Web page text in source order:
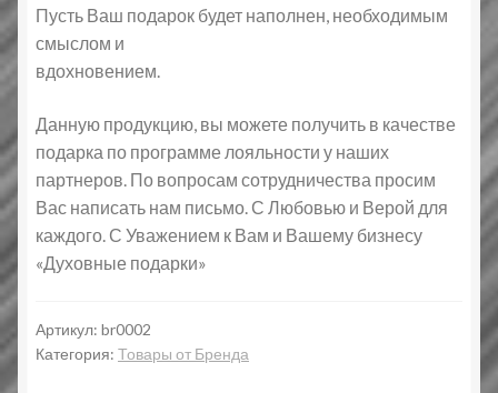
Пусть Ваш подарок будет наполнен, необходимым
смыслом и
вдохновением.
Данную продукцию, вы можете получить в качестве
подарка по программе лояльности у наших
партнеров. По вопросам сотрудничества просим
Вас написать нам письмо. С Любовью и Верой для
каждого. С Уважением к Вам и Вашему бизнесу
«Духовные подарки»
Артикул: br0002
Категория: Товары от Бренда